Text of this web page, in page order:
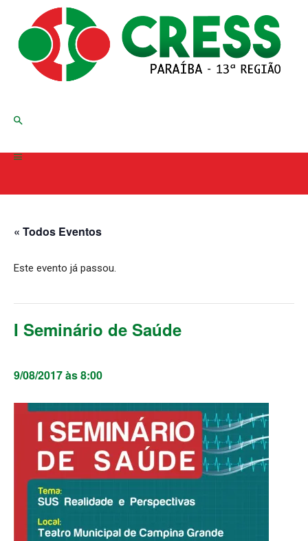
« Todos Eventos
Este evento já passou.
I Seminário de Saúde
9/08/2017 às 8:00